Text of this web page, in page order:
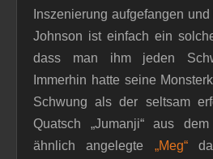
Inszenierung aufgefangen
Johnson ist einfach ein
dass man ihm jeden
Immerhin hatte seine
Schwung als der seltsam
Quatsch „Jumanji“ aus
ähnlich angelegte „Meg“